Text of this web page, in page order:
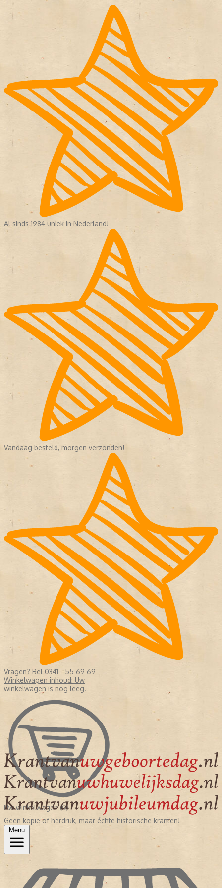
Al sinds 1984 uniek in Nederland!
Vandaag besteld, morgen verzonden!
Vragen? Bel 0341 - 55 69 69
Winkelwagen inhoud: Uw
winkelwagen is nog leeg.
Uw winkelwagen (0)
Geen kopie of herdruk, maar échte historische kranten!
Menu